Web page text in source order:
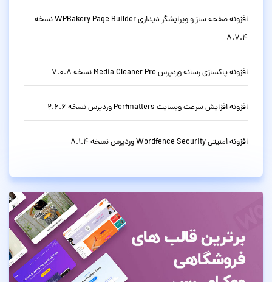
افزونه صفحه ساز و ویرایشگر دیداری WPBakery Page Builder نسخه
8.7.4
افزونه پاکسازی رسانه وردپرس Media Cleaner Pro نسخه 7.0.8
افزونه افزایش سرعت وبسایت Perfmatters وردپرس نسخه 2.6.6
افزونه امنیتی Wordfence Security وردپرس نسخه 8.1.4